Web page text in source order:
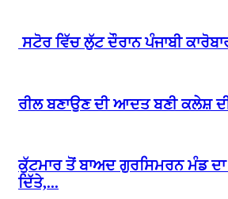
ਸਟੋਰ ਵਿੱਚ ਲੁੱਟ ਦੌਰਾਨ ਪੰਜਾਬੀ
ਰੀਲ ਬਣਾਉਣ ਦੀ ਆਦਤ ਬਣੀ ਕਲੇਸ਼
ਕੁੱਟਮਾਰ ਤੋਂ ਬਾਅਦ ਗੁਰਸਿਮਰਨ ਮੰਡ
ਦਿੱਤੇ,...